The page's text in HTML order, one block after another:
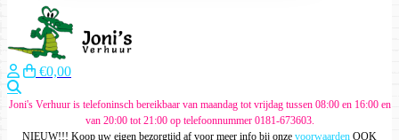
€0,00
Joni's Verhuur is telefoninsch bereikbaar van maandag tot vrijdag tussen 08:00 en 16:00 en
van 20:00 tot 21:00 op telefoonnummer 0181-673603.
NIEUW!!! Koop uw eigen bezorgtijd af voor meer info bij onze voorwaarden OOK